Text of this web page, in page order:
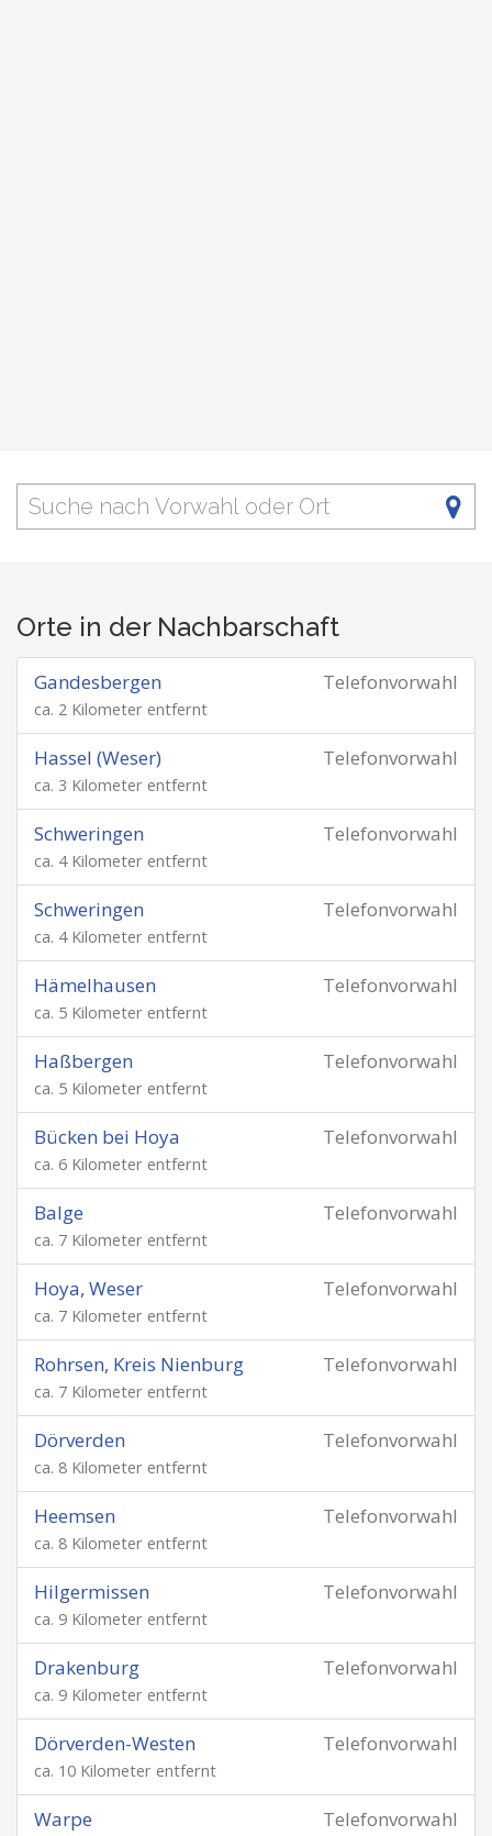
Orte in der Nachbarschaft
Telefonvorwahl
Gandesbergen
ca. 2 Kilometer entfernt
Telefonvorwahl
Hassel (Weser)
ca. 3 Kilometer entfernt
Telefonvorwahl
Schweringen
ca. 4 Kilometer entfernt
Telefonvorwahl
Schweringen
ca. 4 Kilometer entfernt
Telefonvorwahl
Hämelhausen
ca. 5 Kilometer entfernt
Telefonvorwahl
Haßbergen
ca. 5 Kilometer entfernt
Telefonvorwahl
Bücken bei Hoya
ca. 6 Kilometer entfernt
Telefonvorwahl
Balge
ca. 7 Kilometer entfernt
Telefonvorwahl
Hoya, Weser
ca. 7 Kilometer entfernt
Telefonvorwahl
Rohrsen, Kreis Nienburg
ca. 7 Kilometer entfernt
Telefonvorwahl
Dörverden
ca. 8 Kilometer entfernt
Telefonvorwahl
Heemsen
ca. 8 Kilometer entfernt
Telefonvorwahl
Hilgermissen
ca. 9 Kilometer entfernt
Telefonvorwahl
Drakenburg
ca. 9 Kilometer entfernt
Telefonvorwahl
Dörverden-Westen
ca. 10 Kilometer entfernt
Telefonvorwahl
Warpe